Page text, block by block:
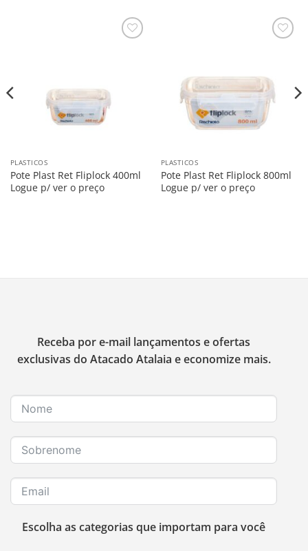
PLASTICOS
Pote Plast Ret Fliplock 400ml
Logue p/ ver o preço
PLASTICOS
Pote Plast Ret Fliplock 800ml
Logue p/ ver o preço
Receba por e-mail lançamentos e ofertas
exclusivas do Atacado Atalaia e economize mais.
Escolha as categorias que importam para você